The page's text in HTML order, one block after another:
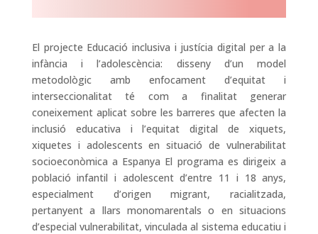
El projecte Educació inclusiva i justícia digital per a la
infància i l’adolescència: disseny d’un model
metodològic amb enfocament d’equitat i
interseccionalitat té com a finalitat generar
coneixement aplicat sobre les barreres que afecten la
inclusió educativa i l’equitat digital de xiquets,
xiquetes i adolescents en situació de vulnerabilitat
socioeconòmica a Espanya El programa es dirigeix a
població infantil i adolescent d’entre 11 i 18 anys,
especialment d’origen migrant, racialitzada,
pertanyent a llars monomarentals o en situacions
d’especial vulnerabilitat, vinculada al sistema educatiu i